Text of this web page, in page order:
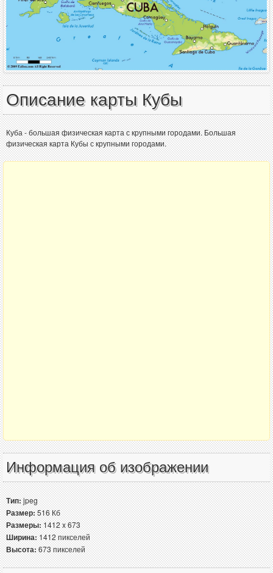
Описание карты Кубы
Куба - большая физическая карта с крупными городами. Большая
физическая карта Кубы с крупными городами.
Информация об изображении
Тип:jpeg
Размер:516 Кб
Размеры:1412 x 673
Ширина:1412 пикселей
Высота:673 пикселей